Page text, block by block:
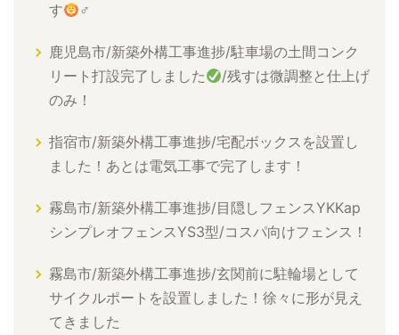
す
‍♂
鹿児島市/新築外構工事進捗/駐車場の土間コンク
リート打設完了しました
/残すは微調整と仕上げ
のみ！
指宿市/新築外構工事進捗/宅配ボックスを設置し
ました！あとは電気工事で完了します！
霧島市/新築外構工事進捗/目隠しフェンスYKKap
シンプレオフェンスYS3型/コスパ向けフェンス！
霧島市/新築外構工事進捗/玄関前に駐輪場として
サイクルポートを設置しました！徐々に形が見え
てきました